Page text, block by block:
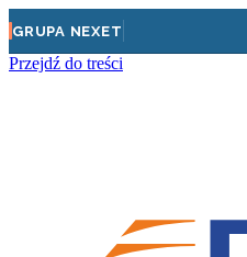
GRUPA NEXET
Przejdź do treści